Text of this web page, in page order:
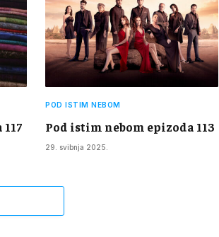
POD ISTIM NEBOM
Pod istim nebom epizoda 113
29. svibnja 2025.